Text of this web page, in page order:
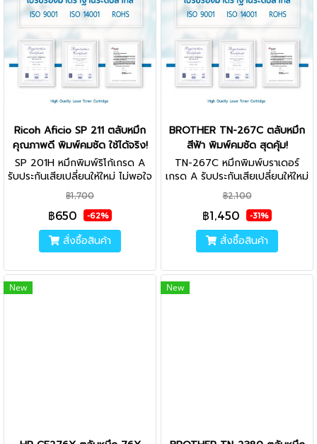
Ricoh Aficio SP 211 ตลับหมึก
คุณภาพดี พิมพ์คมชัด ใช้ได้จริง!
SP 201H หมึกพิมพ์ริโก้เกรด A
รับประกันเสียเปลี่ยนให้ใหม่ ไม่พอใจ
ยินดีคืนเงิน คุณภาพสูง นำเข้าจาก
ญี่ปุ่น ไม่ส่งผลเสียต่อเครื่องพิมพ์
ใช้ได้จริง
฿1,700
฿650 -62%
สั่งซื้อสินค้า
BROTHER TN-267C ตลับหมึก
สีฟ้า พิมพ์คมชัด สุดคุ้ม!
TN-267C หมึกพิมพ์บราเดอร์
เกรด A รับประกันเสียเปลี่ยนให้ใหม่
ไม่พอใจยินดีคืนเงิน คุณภาพสูง
นำเข้าจากญี่ปุ่น ไม่ส่งผลเสียต่อ
เครื่องพิมพ์ ใช้ได้จริง
฿2,100
฿1,450 -31%
สั่งซื้อสินค้า
New New